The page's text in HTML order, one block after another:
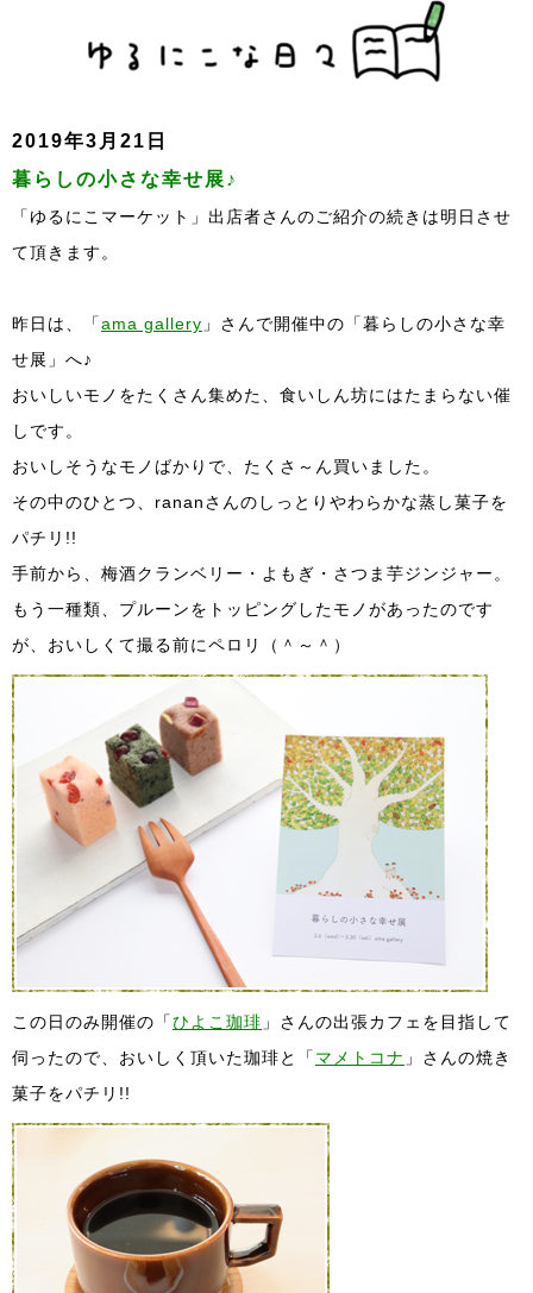
2019年3月21日
暮らしの小さな幸せ展♪
「ゆるにこマーケット」出店者さんのご紹介の続きは明日させ
て頂きます。
昨日は、「ama gallery 」さんで開催中の「暮らしの小さな幸
せ展」へ♪
おいしいモノをたくさん集めた、食いしん坊にはたまらない催
しです。
おいしそうなモノばかりで、たくさ～ん買いました。
その中のひとつ、rananさんのしっとりやわらかな蒸し菓子を
パチリ!!
手前から、梅酒クランベリー・よもぎ・さつま芋ジンジャー。
もう一種類、プルーンをトッピングしたモノがあったのです
が、おいしくて撮る前にペロリ（＾～＾）
この日のみ開催の「ひよこ珈琲 」さんの出張カフェを目指して
伺ったので、おいしく頂いた珈琲と「 マメトコナ 」さんの焼き
菓子をパチリ!!